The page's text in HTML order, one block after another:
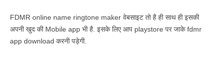
FDMR online name ringtone maker वेबसाइट तो है ही साथ ही इसकी
अपनी खुद की Mobile app भी है. इसके लिए आप playstore पर जाके fdmr
app download करनी पड़ेगी.